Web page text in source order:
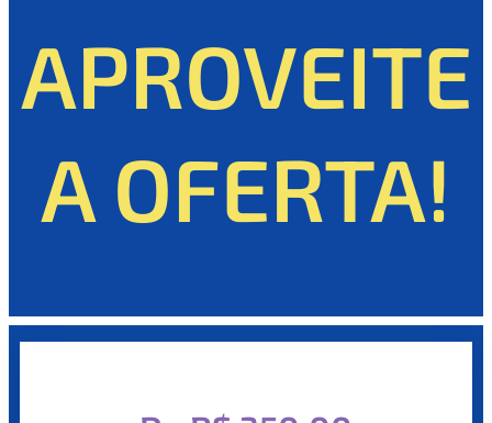
APROVEITE
A OFERTA!